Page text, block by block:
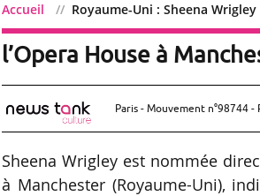
Accueil Royaume-Uni : Sheena
Royaume-Uni : Sheena
l’Opera House à
Paris - Mouvement n°98744 -
Sheena Wrigley est nommée
à Manchester (Royaume-Uni),